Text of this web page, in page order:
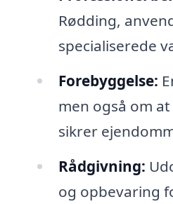
Rødding,
specialiserede
Forebyggelse:
men også om
sikrer
Rådgivning:
og opbevaring